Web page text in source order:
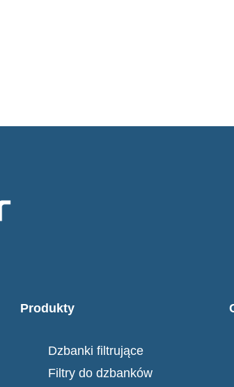
Produkty
Dzbanki filtrujące
Filtry do dzbanków